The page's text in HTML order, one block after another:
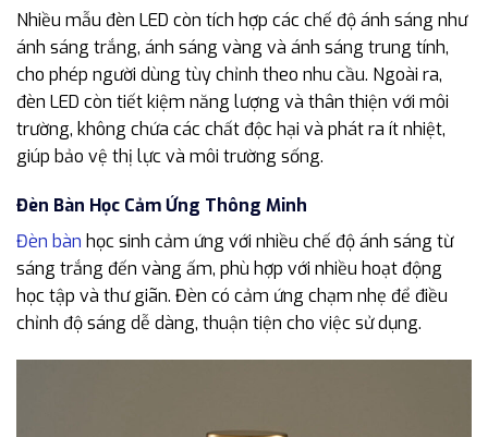
Nhiều mẫu đèn LED còn tích hợp các chế độ ánh sáng như
ánh sáng trắng, ánh sáng vàng và ánh sáng trung tính,
cho phép người dùng tùy chỉnh theo nhu cầu. Ngoài ra,
đèn LED còn tiết kiệm năng lượng và thân thiện với môi
trường, không chứa các chất độc hại và phát ra ít nhiệt,
giúp bảo vệ thị lực và môi trường sống.
Đèn Bàn Học Cảm Ứng Thông Minh
Đèn bàn học sinh cảm ứng với nhiều chế độ ánh sáng từ
sáng trắng đến vàng ấm, phù hợp với nhiều hoạt động
học tập và thư giãn. Đèn có cảm ứng chạm nhẹ để điều
chỉnh độ sáng dễ dàng, thuận tiện cho việc sử dụng.